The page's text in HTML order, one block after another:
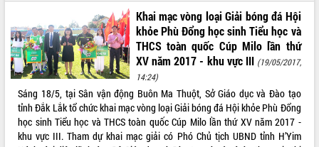
Họp báo thông tin về Hội nghị Công bố
Quy hoạch và Xúc tiến đầu tư tỉnh Đắk
Lắk
Khơi thông điểm nghẽn, đẩy nhanh
giải ngân vốn khắc phục thiên tai
HĐND tỉnh thông qua điều chỉnh Quy
hoạch tỉnh thời kỳ 2021-2030
Hội thảo góp ý hồ sơ điều chỉnh quy
hoạch tỉnh Đắk Lắk thời kỳ 2021-2030,
Khai mạc vòng loại Giải bóng đá Hội
khỏe Phù Đổng học sinh Tiểu học và
THCS toàn quốc Cúp Milo lần thứ
XV năm 2017 - khu vực III (19/05/2017,
14:24)
Sáng 18/5, tại Sân vận động Buôn Ma Thuột, Sở Giáo dục và Đào tạo
tỉnh Đắk Lắk tổ chức khai mạc vòng loại Giải bóng đá Hội khỏe Phù Đổng
học sinh Tiểu học và THCS toàn quốc Cúp Milo lần thứ XV năm 2017 -
khu vực III. Tham dự khai mạc giải có Phó Chủ tịch UBND tỉnh H’Yim